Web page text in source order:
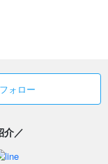
ォロー
介／